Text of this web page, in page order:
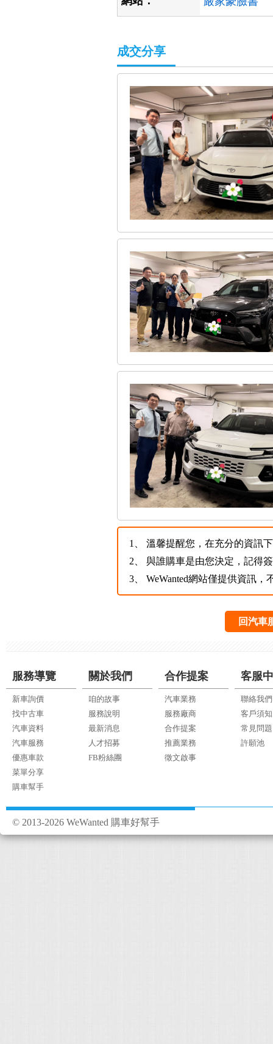
成交分享
1、
溫馨提醒您，在充分的資訊
2、
與誰購車是由您決定，記得
3、
WeWanted網站僅提供資訊
回汽車
服務導覽
新車詢價
找中古車
汽車資料
汽車服務
優惠車款
菜單分享
購車幫手
關於我們
咱的故事
服務說明
最新消息
人才招募
FB粉絲團
合作提案
汽車業務
服務廠商
合作提案
推薦業務
徵文啟事
客服
聯絡我們
客戶須知
常見問題
許願池
© 2013-2026 WeWanted 購車好幫手